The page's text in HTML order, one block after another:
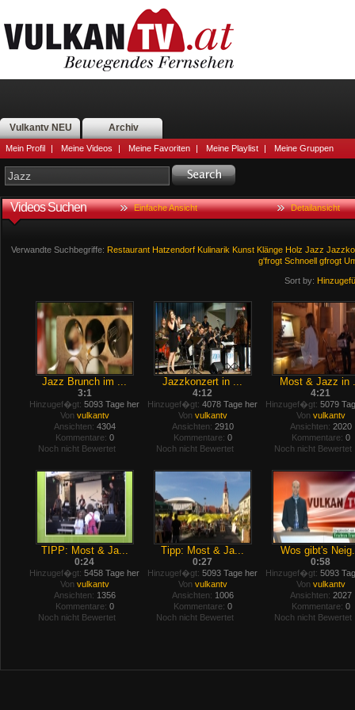
Vulkantv NEU Archiv
Mein Profil | Meine Videos | Meine Favoriten | Meine Playlist | Meine Gruppen
Videos Suchen Einfache Ansicht Detailansicht
Verwandte Suchbegriffe: Restaurant Hatzendorf Kulinarik Kunst Klänge Holz Jazz
g'frogt Schnoell gfrogt
Sort by:
Jazz Brunch im ...
3:1
Hinzugef�gt: 5093 Tage her
Von vulkantv
Ansichten: 4304
Kommentare: 0
Noch nicht Bewertet
Jazzkonzert in ...
4:12
Hinzugef�gt: 4078 Tage her
Von vulkantv
Ansichten: 2910
Kommentare: 0
Noch nicht Bewertet
Most & Jazz in
4:21
Hinzugef�gt: 5079
Von vulkantv
Ansichten: 2020
Kommentare: 0
Noch nicht Bewertet
TIPP: Most & Ja...
0:24
Hinzugef�gt: 5458 Tage her
Von vulkantv
Ansichten: 1356
Kommentare: 0
Noch nicht Bewertet
Tipp: Most & Ja...
0:27
Hinzugef�gt: 5093 Tage her
Von vulkantv
Ansichten: 1006
Kommentare: 0
Noch nicht Bewertet
Wos gibt's
0:58
Hinzugef�gt: 5093
Von vulkantv
Ansichten: 2027
Kommentare: 0
Noch nicht Bewertet